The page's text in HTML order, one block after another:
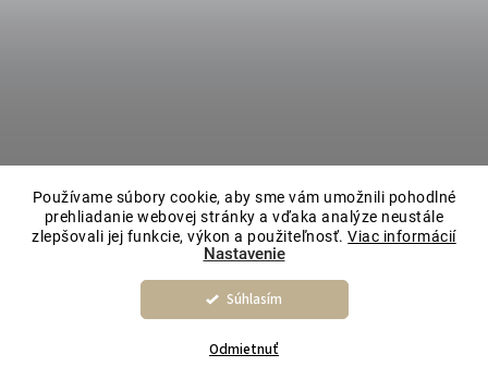
Používame súbory cookie, aby sme vám umožnili pohodlné
prehliadanie webovej stránky a vďaka analýze neustále
zlepšovali jej funkcie, výkon a použiteľnosť.Viac informácií
Nastavenie
Odmietnuť
Súhlasím